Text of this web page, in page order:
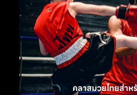
คลาสมวยไทยสำห